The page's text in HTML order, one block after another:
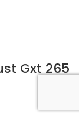
Gxt 265